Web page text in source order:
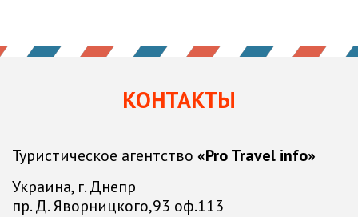
КОНТАКТЫ
Туристическое агентство «Pro Travel info»
Украина, г. Днепр
пр. Д. Яворницкого,93 оф.113